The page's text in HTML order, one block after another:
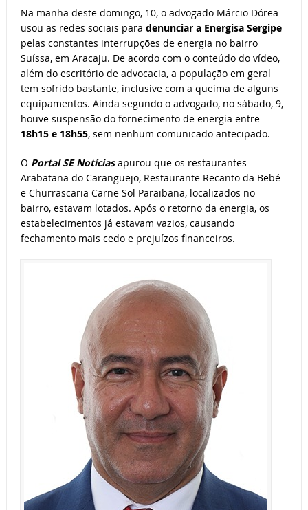
Na manhã deste domingo, 10, o advogado Márcio Dórea
usou as redes sociais para denunciar a Energisa Sergipe
pelas constantes interrupções de energia no bairro
Suíssa, em Aracaju. De acordo com o conteúdo do vídeo,
além do escritório de advocacia, a população em geral
tem sofrido bastante, inclusive com a queima de alguns
equipamentos. Ainda segundo o advogado, no sábado, 9,
houve suspensão do fornecimento de energia entre
18h15 e 18h55, sem nenhum comunicado antecipado.
O Portal SE Notícias apurou que os restaurantes
Arabatana do Caranguejo, Restaurante Recanto da Bebé
e Churrascaria Carne Sol Paraibana, localizados no
bairro, estavam lotados. Após o retorno da energia, os
estabelecimentos já estavam vazios, causando
fechamento mais cedo e prejuízos financeiros.